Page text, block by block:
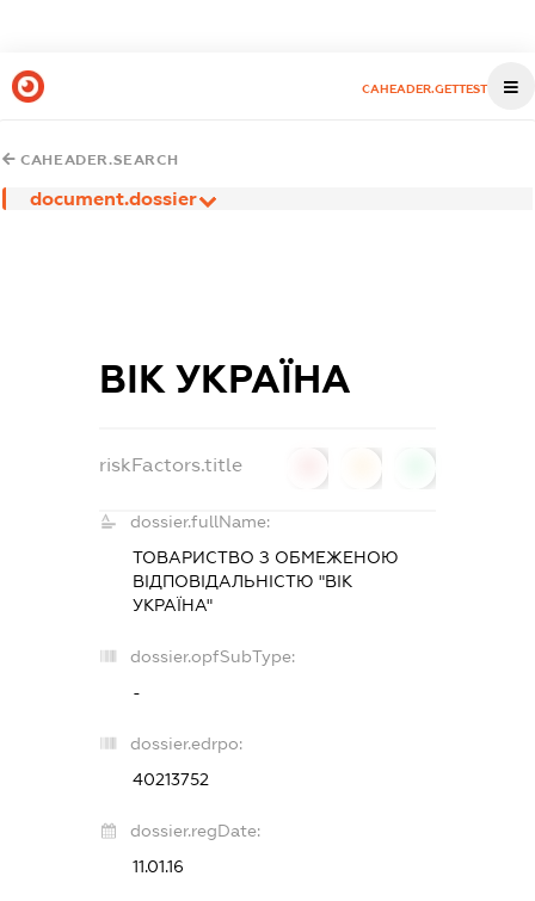
CAHEADER.GETTEST
CAHEADER.SEARCH
document.dossier
ВІК УКРАЇНА
riskFactors.title
dossier.fullName:
ТОВАРИСТВО З ОБМЕЖЕНОЮ
ВІДПОВІДАЛЬНІСТЮ "ВІК
УКРАЇНА"
dossier.opfSubType:
-
dossier.edrpo:
40213752
dossier.regDate:
11.01.16